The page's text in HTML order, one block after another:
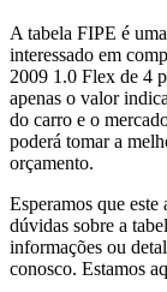
A tabela FIPE é
interessado em
2009 1.0 Flex de 4
apenas o valor
do carro e o
poderá tomar a
orçamento.
Esperamos que
dúvidas sobre a
informações ou
conosco. Estamos